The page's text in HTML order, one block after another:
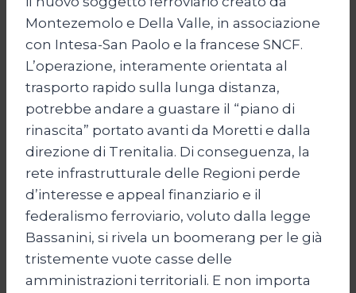
Montezemolo e Della Valle, in associazione
con Intesa-San Paolo e la francese SNCF.
L’operazione, interamente orientata al
trasporto rapido sulla lunga distanza,
potrebbe andare a guastare il “piano di
rinascita” portato avanti da Moretti e dalla
direzione di Trenitalia. Di conseguenza, la
rete infrastrutturale delle Regioni perde
d’interesse e appeal finanziario e il
federalismo ferroviario, voluto dalla legge
Bassanini, si rivela un boomerang per le già
tristemente vuote casse delle
amministrazioni territoriali. E non importa